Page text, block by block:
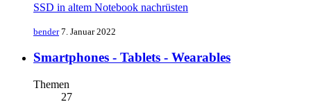
SSD in altem Notebook nachrüsten
bender 7. Januar 2022
Smartphones - Tablets - Wearables
Themen
27